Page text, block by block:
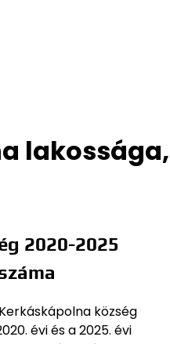
lakossága,
2020-2025
község
évi és a 2025. évi